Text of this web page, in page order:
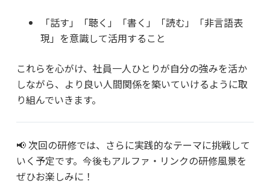
「話す」「聴く」「書く」「読む」「非言語表
現」を意識して活用すること
これらを心がけ、社員一人ひとりが自分の強みを活か
しながら、より良い人間関係を築いていけるように取
り組んでいきます。
📢 次回の研修では、さらに実践的なテーマに挑戦して
いく予定です。今後もアルファ・リンクの研修風景を
ぜひお楽しみに！